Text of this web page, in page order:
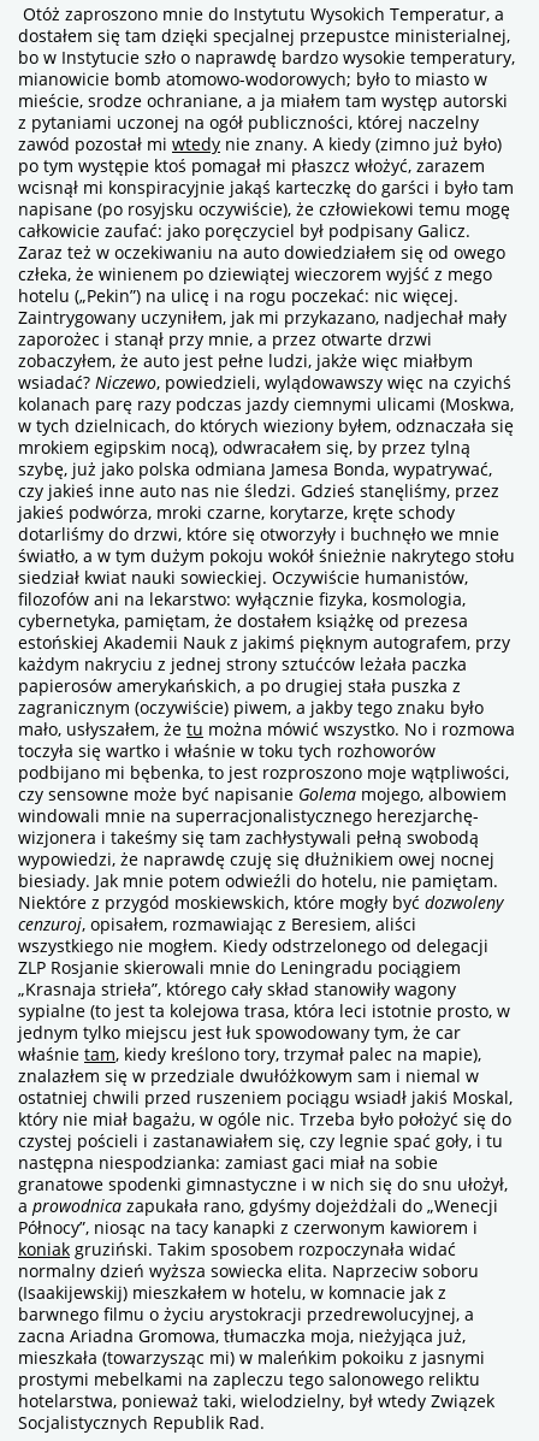
Otóż zaproszono mnie do Instytutu Wysokich Temperatur, a
dostałem się tam dzięki specjalnej przepustce ministerialnej,
bo w Instytucie szło o naprawdę bardzo wysokie temperatury,
mianowicie bomb atomowo-wodorowych; było to miasto w
mieście, srodze ochraniane, a ja miałem tam występ autorski
z pytaniami uczonej na ogół publiczności, której naczelny
zawód pozostał mi wtedy nie znany. A kiedy (zimno już było)
po tym występie ktoś pomagał mi płaszcz włożyć, zarazem
wcisnął mi konspiracyjnie jakąś karteczkę do garści i było tam
napisane (po rosyjsku oczywiście), że człowiekowi temu mogę
całkowicie zaufać: jako poręczyciel był podpisany Galicz.
Zaraz też w oczekiwaniu na auto dowiedziałem się od owego
człeka, że winienem po dziewiątej wieczorem wyjść z mego
hotelu („Pekin”) na ulicę i na rogu poczekać: nic więcej.
Zaintrygowany uczyniłem, jak mi przykazano, nadjechał mały
zaporożec i stanął przy mnie, a przez otwarte drzwi
zobaczyłem, że auto jest pełne ludzi, jakże więc miałbym
wsiadać? Niczewo, powiedzieli, wylądowawszy więc na czyichś
kolanach parę razy podczas jazdy ciemnymi ulicami (Moskwa,
w tych dzielnicach, do których wieziony byłem, odznaczała się
mrokiem egipskim nocą), odwracałem się, by przez tylną
szybę, już jako polska odmiana Jamesa Bonda, wypatrywać,
czy jakieś inne auto nas nie śledzi. Gdzieś stanęliśmy, przez
jakieś podwórza, mroki czarne, korytarze, kręte schody
dotarliśmy do drzwi, które się otworzyły i buchnęło we mnie
światło, a w tym dużym pokoju wokół śnieżnie nakrytego stołu
siedział kwiat nauki sowieckiej. Oczywiście humanistów,
filozofów ani na lekarstwo: wyłącznie fizyka, kosmologia,
cybernetyka, pamiętam, że dostałem książkę od prezesa
estońskiej Akademii Nauk z jakimś pięknym autografem, przy
każdym nakryciu z jednej strony sztućców leżała paczka
papierosów amerykańskich, a po drugiej stała puszka z
zagranicznym (oczywiście) piwem, a jakby tego znaku było
mało, usłyszałem, że tu można mówić wszystko. No i rozmowa
toczyła się wartko i właśnie w toku tych rozhoworów
podbijano mi bębenka, to jest rozproszono moje wątpliwości,
czy sensowne może być napisanie Golema mojego, albowiem
windowali mnie na superracjonalistycznego herezjarchę-
wizjonera i takeśmy się tam zachłystywali pełną swobodą
wypowiedzi, że naprawdę czuję się dłużnikiem owej nocnej
biesiady. Jak mnie potem odwieźli do hotelu, nie pamiętam.
Niektóre z przygód moskiewskich, które mogły być dozwoleny
cenzuroj, opisałem, rozmawiając z Beresiem, aliści
wszystkiego nie mogłem. Kiedy odstrzelonego od delegacji
ZLP Rosjanie skierowali mnie do Leningradu pociągiem
„Krasnaja strieła”, którego cały skład stanowiły wagony
sypialne (to jest ta kolejowa trasa, która leci istotnie prosto, w
jednym tylko miejscu jest łuk spowodowany tym, że car
właśnie tam, kiedy kreślono tory, trzymał palec na mapie),
znalazłem się w przedziale dwułóżkowym sam i niemal w
ostatniej chwili przed ruszeniem pociągu wsiadł jakiś Moskal,
który nie miał bagażu, w ogóle nic. Trzeba było położyć się do
czystej pościeli i zastanawiałem się, czy legnie spać goły, i tu
następna niespodzianka: zamiast gaci miał na sobie
granatowe spodenki gimnastyczne i w nich się do snu ułożył,
a prowodnica zapukała rano, gdyśmy dojeżdżali do „Wenecji
Północy”, niosąc na tacy kanapki z czerwonym kawiorem i
koniak gruziński. Takim sposobem rozpoczynała widać
normalny dzień wyższa sowiecka elita. Naprzeciw soboru
(Isaakijewskij) mieszkałem w hotelu, w komnacie jak z
barwnego filmu o życiu arystokracji przedrewolucyjnej, a
zacna Ariadna Gromowa, tłumaczka moja, nieżyjąca już,
mieszkała (towarzysząc mi) w maleńkim pokoiku z jasnymi
prostymi mebelkami na zapleczu tego salonowego reliktu
hotelarstwa, ponieważ taki, wielodzielny, był wtedy Związek
Socjalistycznych Republik Rad.